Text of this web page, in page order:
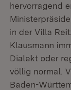
hervorragend
in der Villa
Klausmann
Dialekt oder
völlig normal.
Baden-